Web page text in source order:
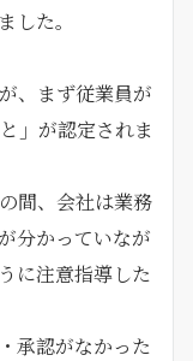
た。
、まず従業員が
」が認定されま
間、会社は業務
分かっていなが
に注意指導した
承認がなかった